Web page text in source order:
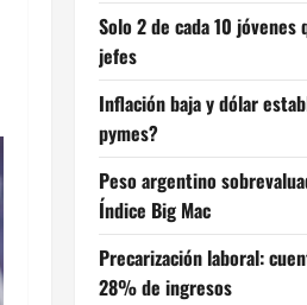
Solo 2 de cada 10
jefes
Inflación baja y dólar
pymes?
Peso argentino
Índice Big Mac
Precarización laboral:
28% de ingresos